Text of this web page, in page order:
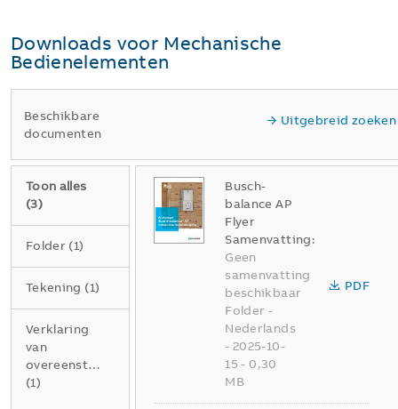
Downloads voor Mechanische
Bedienelementen
Beschikbare
documenten
Uitgebreid zoeken
Toon alles
(3)
Folder (1)
Tekening (1)
Verklaring
van
overeenstemming
(1)
Busch-
balance AP
Flyer
Samenvatting:
Geen
samenvatting
beschikbaar
Folder -
Nederlands
-2025-10-
15 - 0,30
MB
PDF